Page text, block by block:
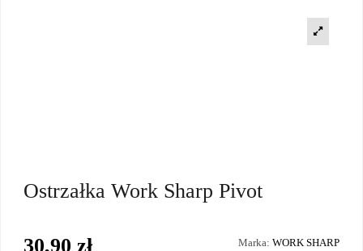
Ostrzałka Work Sharp Pivot
Marka: WORK SHARP
30,90 zł